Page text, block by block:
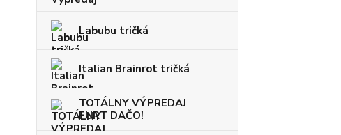
Labubu tričká
Italian Brainrot tričká
TOTÁLNY VÝPREDAJ
FURT DAČO!